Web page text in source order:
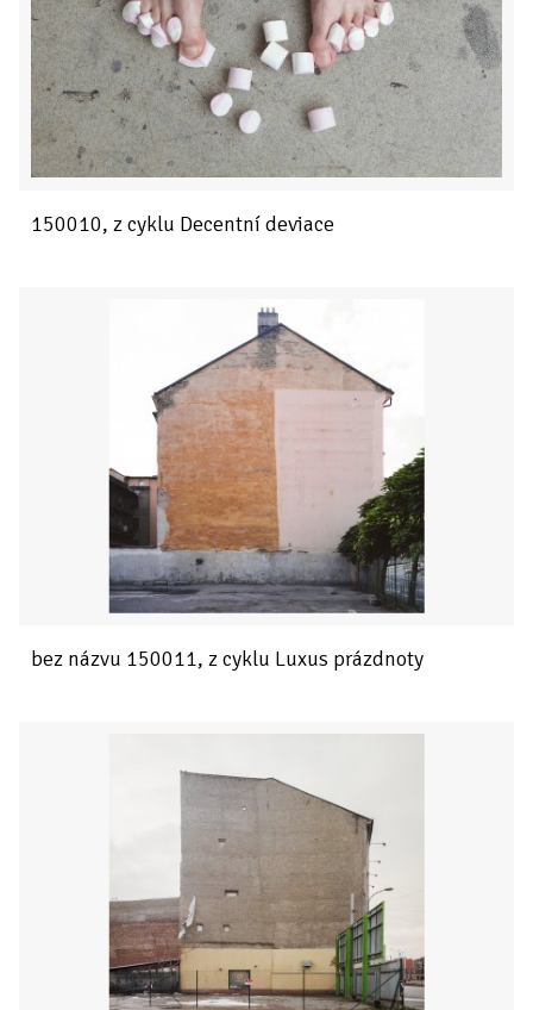
150010, z cyklu Decentní deviace
bez názvu 150011, z cyklu Luxus prázdnoty